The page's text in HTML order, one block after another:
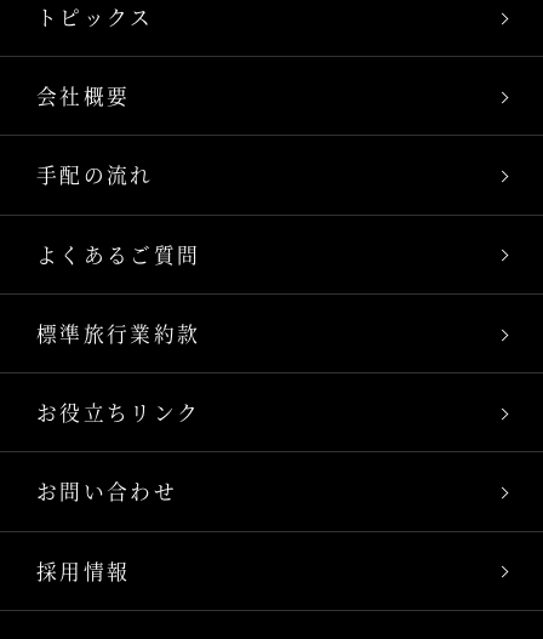
トピックス
会社概要
手配の流れ
よくあるご質問
標準旅行業約款
お役立ちリンク
お問い合わせ
採用情報